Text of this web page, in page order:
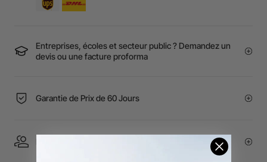
Entreprises, écoles et secteur public ? Demandez un
devis ou une facture proforma
Garantie de Prix de 60 Jours